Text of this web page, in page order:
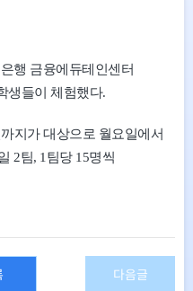
행 금융에듀테인센터
생들이 체험했다.
지가 대상으로 월요일에서
2팀, 1팀당 15명씩
다음글